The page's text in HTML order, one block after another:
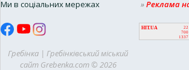
Ми в соціальних мережах
Гребінка | Гребінківський міський
сайт Grebenka.com © 2026
»Реклама
HIT.UA
22
700
1337